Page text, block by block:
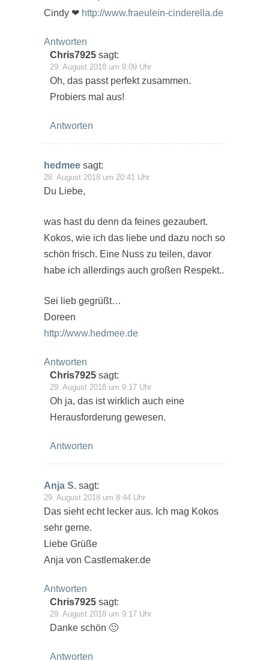
Cindy ❤ http://www.fraeulein-cinderella.de
Antworten
Chris7925 sagt:
29. August 2018 um 9:09 Uhr
Oh, das passt perfekt zusammen.
Probiers mal aus!
Antworten
hedmee sagt:
28. August 2018 um 20:41 Uhr
Du Liebe,
was hast du denn da feines gezaubert.
Kokos, wie ich das liebe und dazu noch so
schön frisch. Eine Nuss zu teilen, davor
habe ich allerdings auch großen Respekt..
Sei lieb gegrüßt…
Doreen
http://www.hedmee.de
Antworten
Chris7925 sagt:
29. August 2018 um 9:17 Uhr
Oh ja, das ist wirklich auch eine
Herausforderung gewesen.
Antworten
Anja S. sagt:
29. August 2018 um 8:44 Uhr
Das sieht echt lecker aus. Ich mag Kokos
sehr gerne.
Liebe Grüße
Anja von Castlemaker.de
Antworten
Chris7925 sagt:
29. August 2018 um 9:17 Uhr
Danke schön 🙂
Antworten